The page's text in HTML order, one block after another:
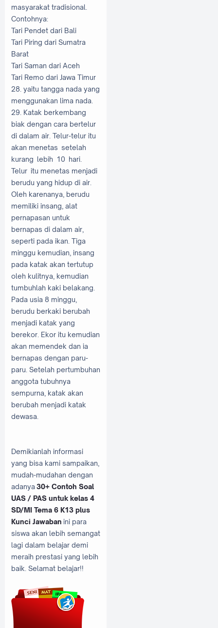
masyarakat tradisional.
Contohnya:
Tari Pendet dari Bali
Tari Piring dari Sumatra
Barat
Tari Saman dari Aceh
Tari Remo dari Jawa Timur
28. yaitu tangga nada yang
menggunakan lima nada.
29. Katak berkembang
biak dengan cara bertelur
di dalam air. Telur-telur itu
akan menetas setelah
kurang lebih 10 hari.
Telur itu menetas menjadi
berudu yang hidup di air.
Oleh karenanya, berudu
memiliki insang, alat
pernapasan untuk
bernapas di dalam air,
seperti pada ikan. Tiga
minggu kemudian, insang
pada katak akan tertutup
oleh kulitnya, kemudian
tumbuhlah kaki belakang.
Pada usia 8 minggu,
berudu berkaki berubah
menjadi katak yang
berekor. Ekor itu kemudian
akan memendek dan ia
bernapas dengan paru-
paru. Setelah pertumbuhan
anggota tubuhnya
sempurna, katak akan
berubah menjadi katak
dewasa.
Demikianlah informasi
yang bisa kami sampaikan,
mudah-mudahan dengan
adanya 30+ Contoh Soal
UAS / PAS untuk kelas 4
SD/MI Tema 6 K13 plus
Kunci Jawaban ini para
siswa akan lebih semangat
lagi dalam belajar demi
meraih prestasi yang lebih
baik. Selamat belajar!!